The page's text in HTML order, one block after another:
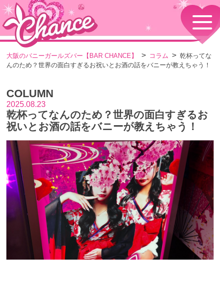
HOME
TOPページ
コンセプト
GIRLS
MENU
メニュー・料金
イベント情報
SHOP
店舗情報・よくある質問
VISITORS TO JAPAN
外国人観光客向け
RECRUIT
採用情報
大阪のバニーガールズバー【BAR CHANCE】 コラム
乾杯ってな
んのため？世界の面白すぎるお祝いとお酒の話をバニーが教えちゃう！
COLUMN
2025.08.23
乾杯ってなんのため？世界の面白すぎるお
祝いとお酒の話をバニーが教えちゃう！